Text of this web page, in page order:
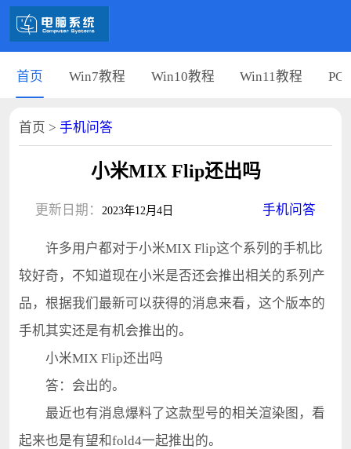
首页 Win7教程 Win10教程 Win11教程 PC
首页 > 手机问答
小米MIX Flip还出吗
更新日期： 2023年12月4日 手机问答
许多用户都对于小米MIX Flip这个系列的手机比
较好奇，不知道现在小米是否还会推出相关的系列产
品，根据我们最新可以获得的消息来看，这个版本的
手机其实还是有机会推出的。
小米MIX Flip还出吗
答：会出的。
最近也有消息爆料了这款型号的相关渲染图，看
起来也是有望和fold4一起推出的。